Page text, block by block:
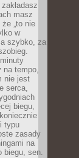
masz
„to nie
w
szybko, za
na tempo,
nie jest
serca,
biegu,
typu
zasady
na
biegu, sen.